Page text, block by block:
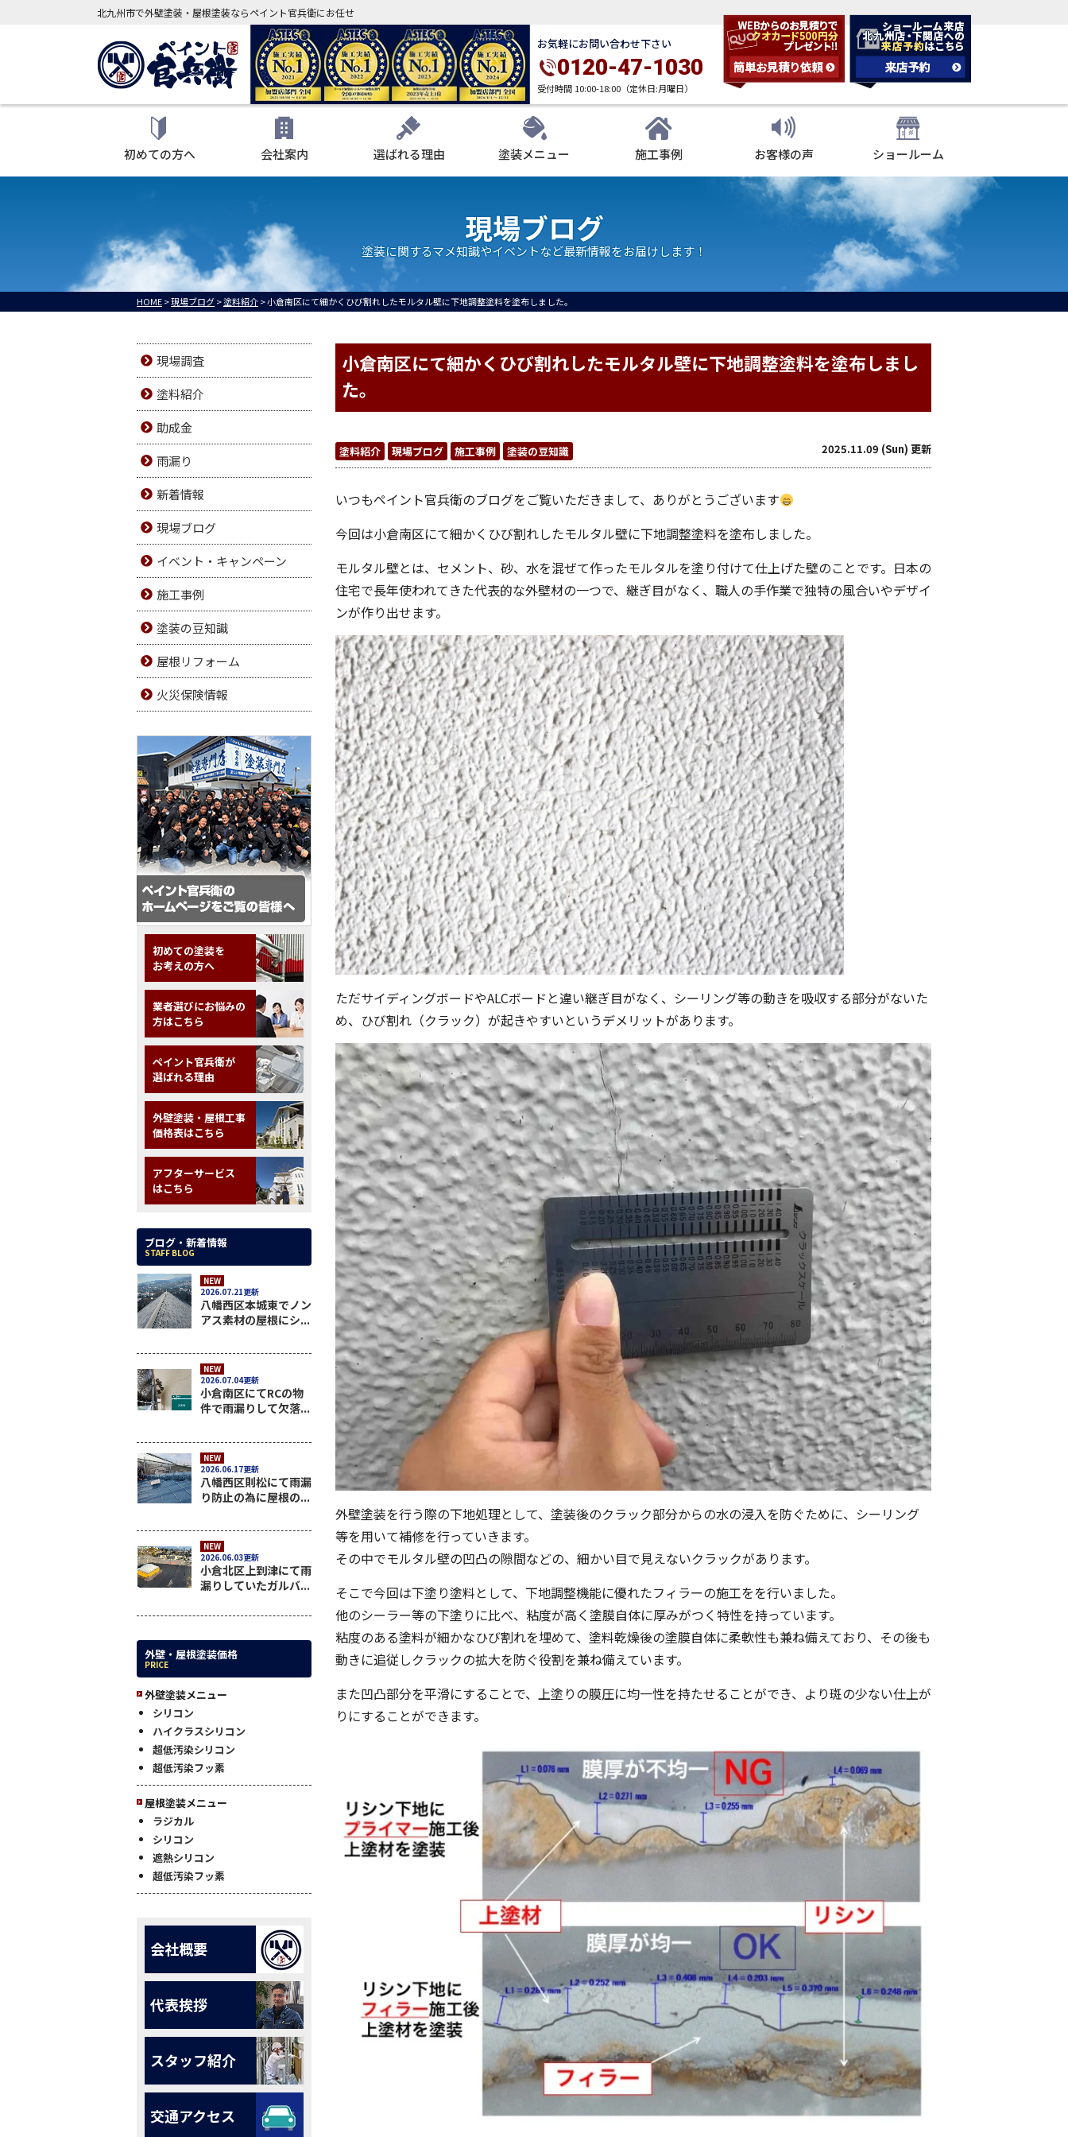
北九州市で外壁塗装・屋根塗装ならペイント官兵衛にお任せ
お気軽にお問い合わせ下さい
0120-47-1030
受付時間 10:00-18:00（定休日:月曜日）
初めての方へ 会社案内 選ばれる理由 塗装メニュー 施工事例 お客様の声 ショールーム
現場ブログ
塗装に関するマメ知識やイベントなど最新情報をお届けします！
HOME>現場ブログ>塗料紹介>小倉南区にて細かくひび割れしたモルタル壁に下地調整塗料を塗布しました。
小倉南区にて細かくひび割れしたモルタル壁に下地調整塗料を塗布しまし
た。
塗料紹介 現場ブログ 施工事例 塗装の豆知識 2025.11.09 (Sun) 更新
いつもペイント官兵衛のブログをご覧いただきまして、ありがとうございます
今回は小倉南区にて細かくひび割れしたモルタル壁に下地調整塗料を塗布しました。
モルタル壁とは、セメント、砂、水を混ぜて作ったモルタルを塗り付けて仕上げた壁のことです。日本の
住宅で長年使われてきた代表的な外壁材の一つで、継ぎ目がなく、職人の手作業で独特の風合いやデザイ
ンが作り出せます。
ただサイディングボードやALCボードと違い継ぎ目がなく、シーリング等の動きを吸収する部分がないた
め、ひび割れ（クラック）が起きやすいというデメリットがあります。
外壁塗装を行う際の下地処理として、塗装後のクラック部分からの水の浸入を防ぐために、シーリング
等を用いて補修を行っていきます。
その中でモルタル壁の凹凸の隙間などの、細かい目で見えないクラックがあります。
そこで今回は下塗り塗料として、下地調整機能に優れたフィラーの施工をを行いました。
他のシーラー等の下塗りに比べ、粘度が高く塗膜自体に厚みがつく特性を持っています。
粘度のある塗料が細かなひび割れを埋めて、塗料乾燥後の塗膜自体に柔軟性も兼ね備えており、その後も
動きに追従しクラックの拡大を防ぐ役割を兼ね備えています。
また凹凸部分を平滑にすることで、上塗りの膜圧に均一性を持たせることができ、より斑の少ない仕上が
りにすることができます。
現場調査
塗料紹介
助成金
雨漏り
新着情報
現場ブログ
イベント・キャンペーン
施工事例
塗装の豆知識
屋根リフォーム
火災保険情報
初めての塗装を
お考えの方へ
業者選びにお悩みの
方はこちら
ペイント官兵衛が
選ばれる理由
外壁塗装・屋根工事
価格表はこちら
アフターサービス
はこちら
ブログ・新着情報
STAFF BLOG
NEW
2026.07.21更新
八幡西区本城東でノン
アス素材の屋根にシ...
NEW
2026.07.04更新
小倉南区にてRCの物
件で雨漏りして欠落...
NEW
2026.06.17更新
八幡西区則松にて雨漏
り防止の為に屋根の...
NEW
2026.06.03更新
小倉北区上到津にて雨
漏りしていたガルバ...
外壁・屋根塗装価格
PRICE
外壁塗装メニュー
シリコン
ハイクラスシリコン
超低汚染シリコン
超低汚染フッ素
屋根塗装メニュー
ラジカル
シリコン
遮熱シリコン
超低汚染フッ素
会社概要
代表挨拶
スタッフ紹介
交通アクセス